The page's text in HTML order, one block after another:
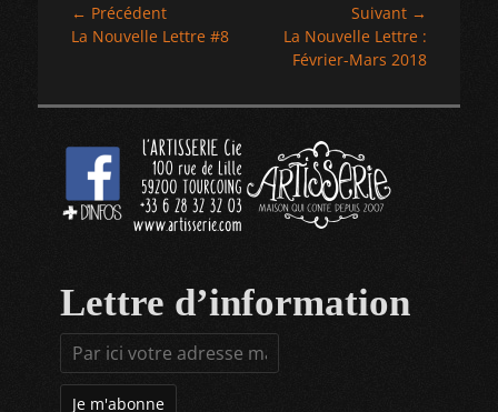
Navigation
de
← Précédent
Article
La Nouvelle Lettre #8
Suivant →
Article
suivant :
La Nouvelle Lettre :
Février-Mars 2018
Lettre d’information